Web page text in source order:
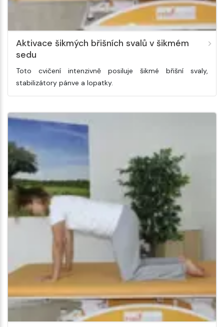
Aktivace šikmých břišních svalů v šikmém
sedu
Toto cvičení intenzivně posiluje šikmé břišní svaly,
stabilizátory pánve a lopatky.